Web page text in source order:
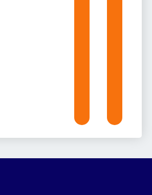
de
»